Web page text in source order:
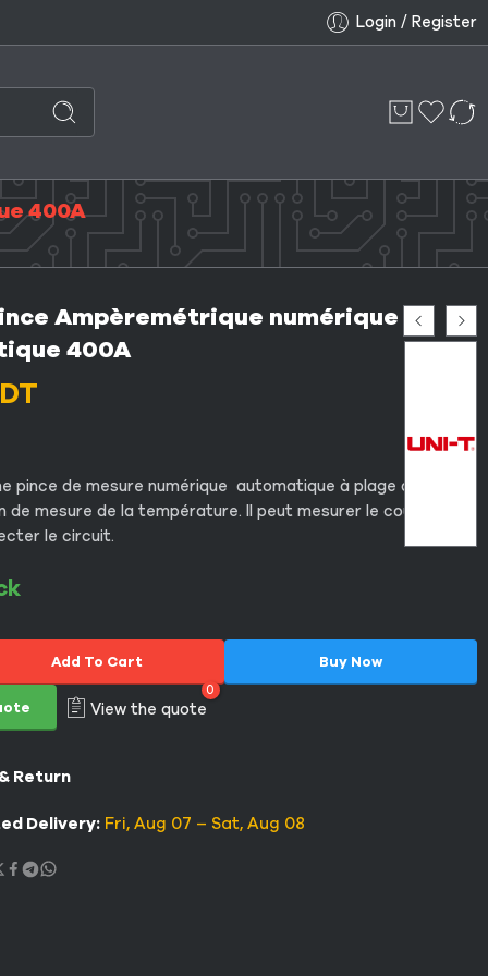
Login / Register
400A
Ampèremétrique numérique
400A
DT
pince de mesure numérique automatique à plage de 400 A
de mesure de la température. Il peut mesurer le courant
le circuit.
Add To Cart
View the quote
0
Buy Now
Return
Delivery: Fri, Aug 07 – Sat, Aug 08